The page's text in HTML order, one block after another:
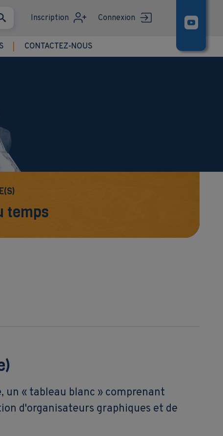
Inscription Connexion
CONTACTEZ-NOUS
temps
, un « tableau blanc » comprenant
d'organisateurs graphiques et de